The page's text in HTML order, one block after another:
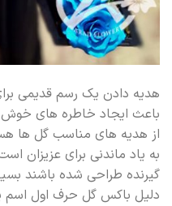
هدیه دادن یک رسم قدیمی
باعث ایجاد خاطره های
از هدیه های مناسب گل ها
به یاد ماندنی برای
گیرنده طراحی شده باشند
دلیل باکس گل حرف اول